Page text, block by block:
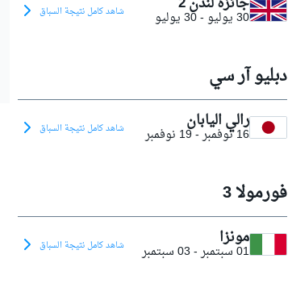
30 يوليو -30 يوليو شاهد كامل نتيجة السباق
دبليو آر سي
رالي اليابان
16 نوفمبر -19 نوفمبر شاهد كامل نتيجة السباق
فورمولا 3
مونزا
01 سبتمبر -03 سبتمبر شاهد كامل نتيجة السباق